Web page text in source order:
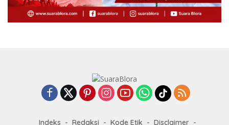
Indeks Redaksi Kode Etik Disclaimer